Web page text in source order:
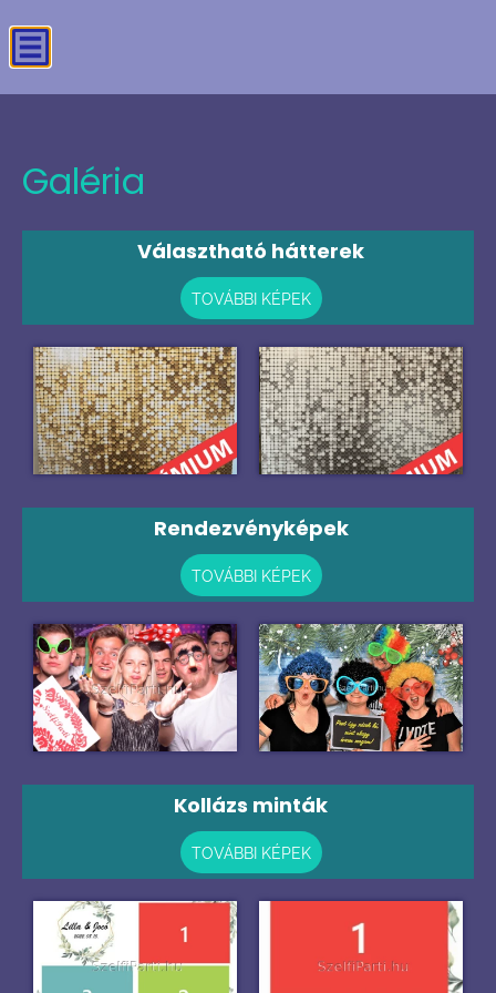
Galéria
Választható hátterek
TOVÁBBI KÉPEK
Rendezvényképek
TOVÁBBI KÉPEK
Kollázs minták
TOVÁBBI KÉPEK